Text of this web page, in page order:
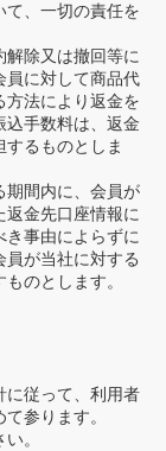
て、一切の責任を
解除又は撤回等に
員に対して商品代
方法により返金を
込手数料は、返金
るものとしま
期間内に、会員が
返金先口座情報に
き事由によらずに
が当社に対する
のとします。
に従って、利用者
参ります。
。